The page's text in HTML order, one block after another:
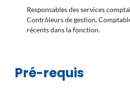
Responsables des services
Contrôleurs de gestion,
récents dans la fonction.
Pré-requis